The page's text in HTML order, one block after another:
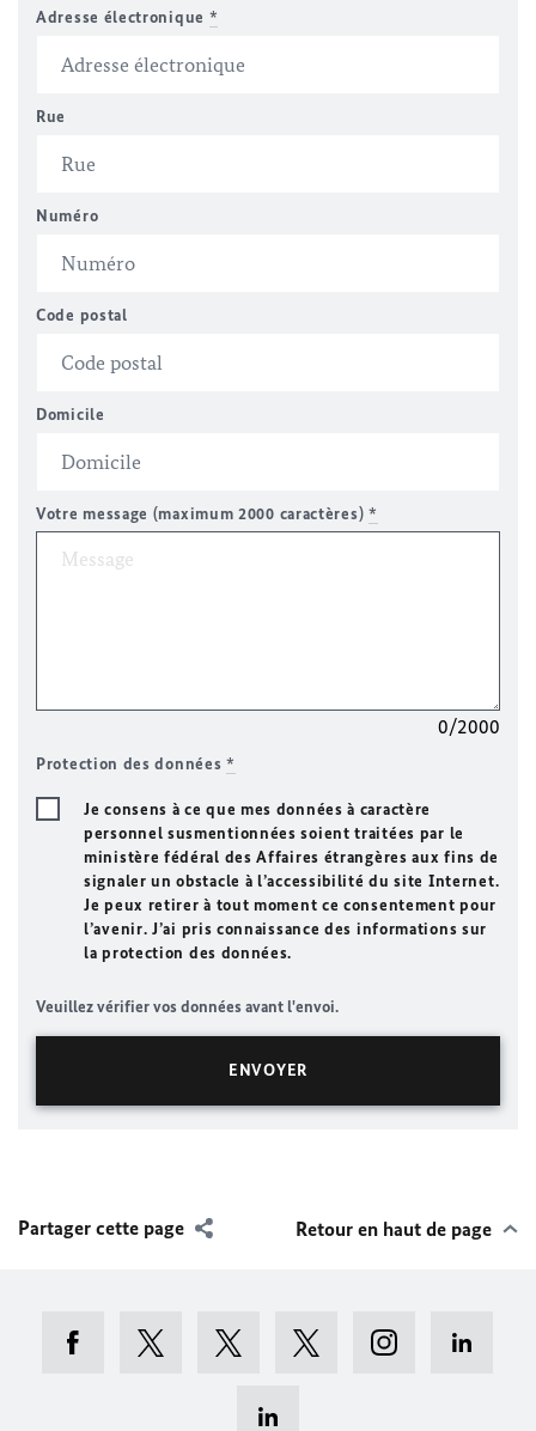
Adresse électronique *
Rue
Numéro
Code postal
Domicile
Votre message (maximum 2000 caractères) *
0/2000
Protection des données*
Je consens à ce que mes données à caractère
personnel susmentionnées soient traitées par le
ministère fédéral des Affaires étrangères aux fins de
signaler un obstacle à l’accessibilité du site Internet.
Je peux retirer à tout moment ce consentement pour
l’avenir. J’ai pris connaissance des informations sur
la protection des données.
Veuillez vérifier vos données avant l'envoi.
Partager cette page Retour en haut de page